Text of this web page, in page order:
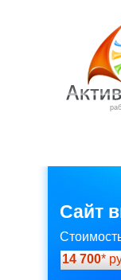
Сайт
14 700*